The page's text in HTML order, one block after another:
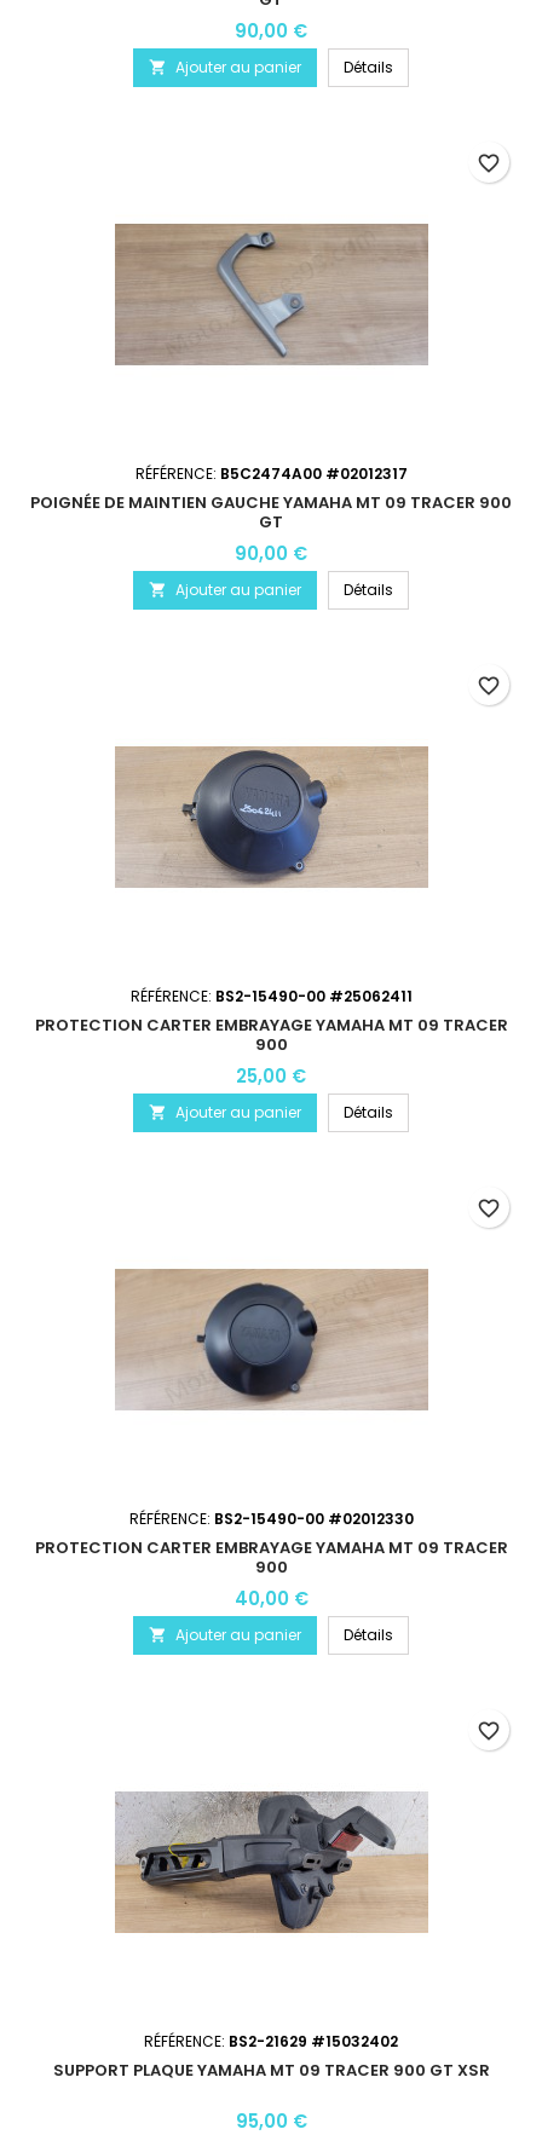
90,00 €
 Ajouter au panier Détails
RÉFÉRENCE: B5C2474A00 #02012317
POIGNÉE DE MAINTIEN GAUCHE YAMAHA MT 09 TRACER 900
GT
90,00 €
 Ajouter au panier Détails
favorite_border
RÉFÉRENCE: BS2-15490-00 #25062411
PROTECTION CARTER EMBRAYAGE YAMAHA MT 09 TRACER
900
25,00 €
 Ajouter au panier Détails
favorite_border
RÉFÉRENCE: BS2-15490-00 #02012330
PROTECTION CARTER EMBRAYAGE YAMAHA MT 09 TRACER
900
40,00 €
 Ajouter au panier Détails
favorite_border
RÉFÉRENCE: BS2-21629 #15032402
SUPPORT PLAQUE YAMAHA MT 09 TRACER 900 GT XSR
95,00 €
favorite_border